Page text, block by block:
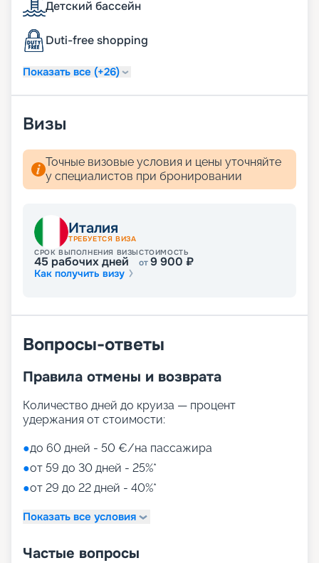
Вас ожидают теплые волны и великолепные
услугой раннего бронирования, чтобы получить
лучшие каюты по выгодным ценам!
Детский бассейн
Duti-free shopping
Показать все (+26)
Визы
Точные визовые условия и цены уточняйте
у специалистов при бронировании
Италия
ТРЕБУЕТСЯ ВИЗА
СРОК ВЫПОЛНЕНИЯ ВИЗЫ
45 рабочих дней
СТОИМОСТЬ
от9 900 ₽
Как получить визу
Вопросы-ответы
Правила отмены и возврата
Количество дней до круиза — процент
удержания от стоимости:
●до 60 дней - 50 €/на пассажира
●от 59 до 30 дней - 25%*
●от 29 до 22 дней - 40%*
Показать все условия
Частые вопросы